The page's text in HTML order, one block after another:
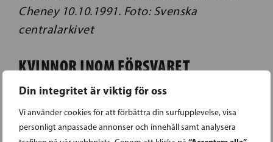
Din integritet är viktig för oss
Vi använder cookies för att förbättra din surfupplevelse, visa
personligt anpassade annonser och innehåll samt analysera
Cheney 10.10.1991. Foto: Svenska
centralarkivet
KVINNOR INOM FÖRSVARET
Det har gått 34 år sedan de första
kvinnliga fredsbevararna skickades ut i
världen, och 30 år sedan frivillig